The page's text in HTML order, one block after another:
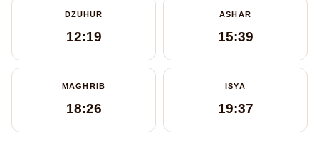
DZUHUR
12:19
ASHAR
15:39
MAGHRIB
18:26
ISYA
19:37